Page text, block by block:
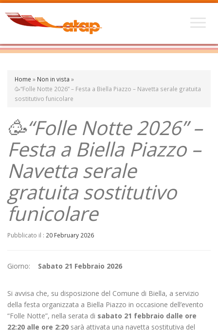
Home » Non in vista »
🥳“Folle Notte 2026” – Festa a Biella Piazzo – Navetta serale gratuita
sostitutivo funicolare
🥳“Folle Notte 2026” –
Festa a Biella Piazzo –
Navetta serale
gratuita sostitutivo
funicolare
Pubblicato il : 20 February 2026
Giorno: Sabato 21 Febbraio 2026
Si avvisa che, su disposizione del Comune di Biella, a servizio
della festa organizzata a Biella Piazzo in occasione dell’evento
“Folle Notte”, nella serata di sabato 21 febbraio dalle ore
22:20 alle ore 2:20 sarà attivata una navetta sostitutiva del